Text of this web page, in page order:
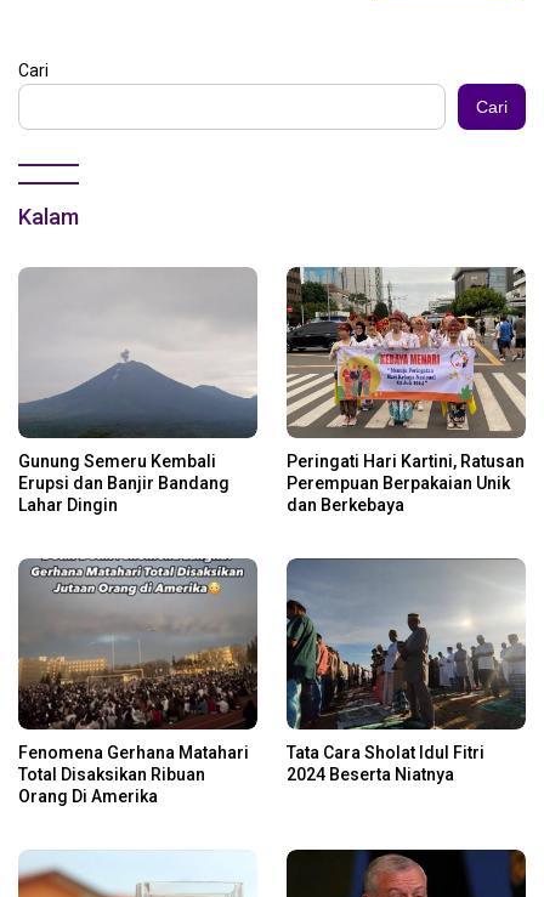
Cari
Cari
Kalam
Gunung Semeru Kembali
Erupsi dan Banjir Bandang
Lahar Dingin
Peringati Hari Kartini, Ratusan
Perempuan Berpakaian Unik
dan Berkebaya
Fenomena Gerhana Matahari
Total Disaksikan Ribuan
Orang Di Amerika
Tata Cara Sholat Idul Fitri
2024 Beserta Niatnya